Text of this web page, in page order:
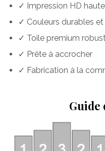
✓ Impression HD
✓ Couleurs durables
✓ Toile premium
✓ Prête à accrocher
✓ Fabrication à la
Guide